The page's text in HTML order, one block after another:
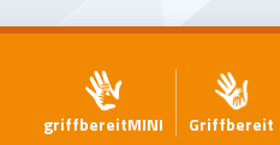
griffbereitMINI Griffbereit